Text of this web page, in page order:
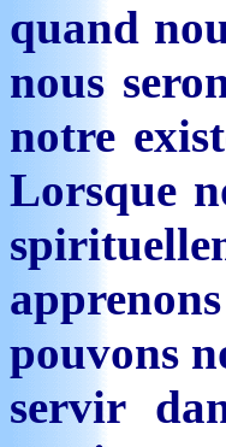
quand
nous
notre
Lorsque
pouvons
servir